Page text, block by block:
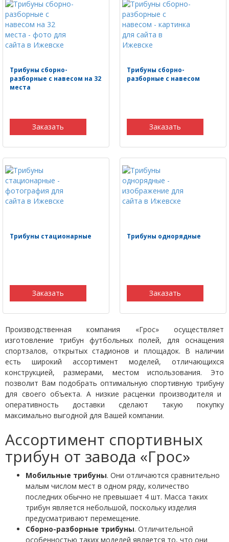
Трибуны сборно-
разборные с навесом на 32
места
Заказать
Трибуны сборно-
разборные с навесом
Заказать
Трибуны стационарные
Заказать
Трибуны однорядные
Заказать
Производственная компания «Грос» осуществляет
изготовление трибун
футбольных полей, для оснащения
спортзалов, открытых стадионов и площадок. В наличии
есть широкий ассортимент моделей, отличающихся
конструкцией, размерами, местом использования. Это
позволит Вам подобрать оптимальную спортивную трибуну
для своего объекта. А низкие расценки производителя и
оперативность доставки сделают такую покупку
максимально выгодной для Вашей компании.
Ассортимент спортивных
трибун от завода «Грос»
Мобильные трибуны. Они отличаются сравнительно
малым числом мест в одном ряду, количество
последних обычно не превышает 4 шт. Масса таких
трибун является небольшой, поскольку изделия
предусматривают перемещение.
Сборно-разборные трибуны. Отличительной
особенностью таких моделей является то, что они